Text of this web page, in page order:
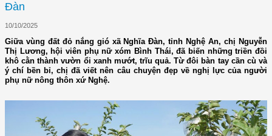
Đàn
10/10/2025
Giữa vùng đất đỏ nắng gió xã Nghĩa Đàn, tỉnh Nghệ An, chị Nguyễn
Thị Lương, hội viên phụ nữ xóm Bình Thái, đã biến những triền đồi
khô cằn thành vườn ổi xanh mướt, trĩu quả. Từ đôi bàn tay cần cù và
ý chí bền bỉ, chị đã viết nên câu chuyện đẹp về nghị lực của người
phụ nữ nông thôn xứ Nghệ.